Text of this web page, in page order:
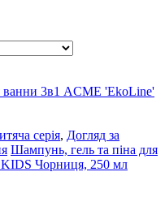
серія, Догляд за
Шампунь, гель та піна для
Чорниця, 250 мл